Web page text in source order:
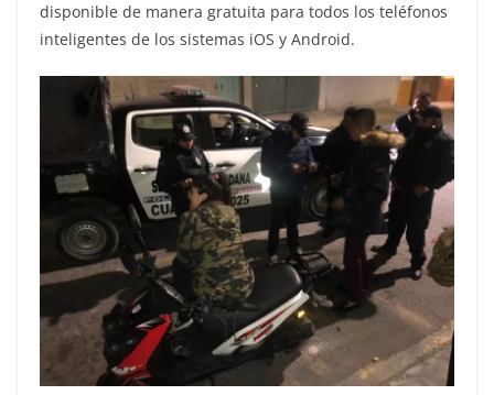
disponible de manera gratuita para todos los teléfonos
inteligentes de los sistemas iOS y Android.